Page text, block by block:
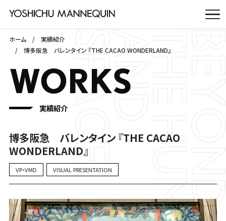
ホーム
実績紹介
博多阪急 バレンタイン 『THE CACAO WONDERLAND』
WORKS
実績紹介
博多阪急 バレンタイン 『THE CACAO
WONDERLAND』
VP・VMD VISUAL PRESENTATION